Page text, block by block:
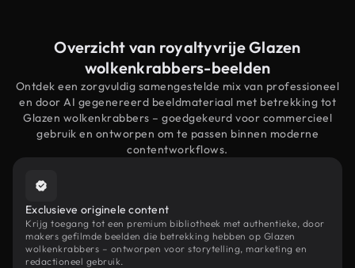
Overzicht van royaltyvrije Glazen
wolkenkrabbers-beelden
Ontdek een zorgvuldig samengestelde mix van professioneel
en door AI gegenereerd beeldmateriaal met betrekking tot
Glazen wolkenkrabbers – goedgekeurd voor commercieel
gebruik en ontworpen om te passen binnen moderne
contentworkflows.
Exclusieve originele content
Krijg toegang tot een premium bibliotheek met authentieke, door
makers gefilmde beelden die betrekking hebben op Glazen
wolkenkrabbers – ontworpen voor storytelling, marketing en
redactioneel gebruik.